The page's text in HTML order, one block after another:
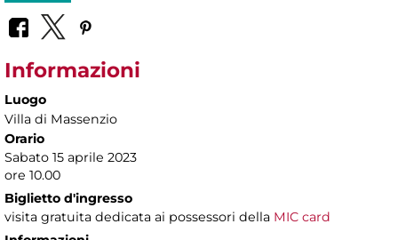
Informazioni
Luogo
Villa di Massenzio
Orario
Sabato 15 aprile 2023
ore 10.00
Biglietto d'ingresso
visita gratuita dedicata ai possessori della MIC card